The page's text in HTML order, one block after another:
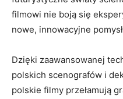
filmowi nie boją się
nowe, innowacyjne
Dzięki zaawansowanej
polskich scenografów i
polskie filmy przełamują